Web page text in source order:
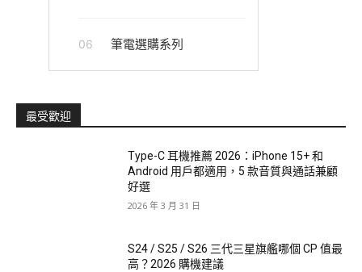
06 筆電選購系列
最受歡迎
Type-C 耳機推薦 2026：iPhone 15+ 和
Android 用戶都適用，5 款音質與通話兼顧
好選
2026 年 3 月 31 日
S24 / S25 / S26 三代三星旗艦哪個 CP 值最
高？2026 購機建議